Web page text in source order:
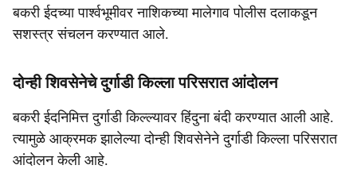
बकरी ईदच्या पार्श्वभूमीवर नाशिकच्या मालेगाव पोलीस दलाकडून
सशस्त्र संचलन करण्यात आले.
दोन्ही शिवसेनेचे दुर्गाडी किल्ला परिसरात आंदोलन
बकरी ईदनिमित्त दुर्गाडी किल्ल्यावर हिंदुना बंदी करण्यात आली आहे.
त्यामुळे आक्रमक झालेल्या दोन्ही शिवसेनेने दुर्गाडी किल्ला परिसरात
आंदोलन केली आहे.